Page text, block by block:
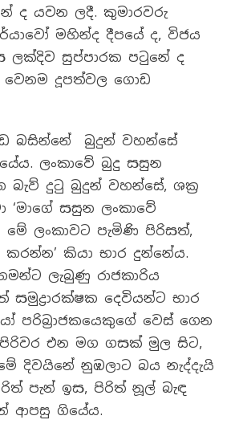
ද යවන ලදී. කුමාරවරු
මහින්ද දීපයේ ද, විජය
සුප්පාරක පටුනේ ද
වෙනම දූපත්වල ගොඩ
බසින්නේ බුදුන් වහන්සේ
ලංකාවේ බුදු සසුන
බැව් දුටු බුදුන් වහන්සේ, ශක්‍ර
‘මාගේ සසුන ලංකාවේ
මේ ලංකාවට පැමිණි පිරිසත්,
කියා භාර දුන්නේය.
තමන්ට ලැබුණු රාජකාරිය
දෙවියන්ට භාර
පරිබ්‍රාජකයෙකුගේ වෙස් ගෙන
එන මග ගසක් මුල සිට,
දිවයිනේ නුඹලාට බය නැද්දැයි
පැන් ඉස, පිරිත් නූල් බැඳ
ආපසු ගියේය.